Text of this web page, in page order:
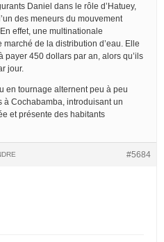
Daniel dans le rôle d’Hatuey,
des meneurs du mouvement
effet, une multinationale
de la distribution d’eau. Elle
payer 450 dollars par an, alors qu’ils
jour.
en tournage alternent peu à peu
à Cochabamba, introduisant un
et présente des habitants
#5684